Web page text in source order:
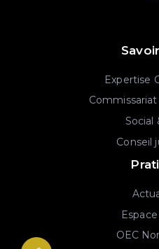
Expertise
Social
Conseil
OEC